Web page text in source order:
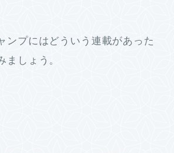
ンプにはどういう連載があった
ましょう。